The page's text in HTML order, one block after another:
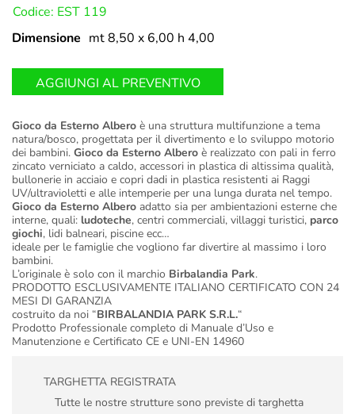
Codice: EST 119
Dimensione mt 8,50 x 6,00 h 4,00
AGGIUNGI AL PREVENTIVO
Gioco da Esterno Albero è una struttura multifunzione a tema
natura/bosco, progettata per il divertimento e lo sviluppo motorio
dei bambini. Gioco da Esterno Albero è realizzato con pali in ferro
zincato verniciato a caldo, accessori in plastica di altissima qualità,
bullonerie in acciaio e copri dadi in plastica resistenti ai Raggi
UV/ultravioletti e alle intemperie per una lunga durata nel tempo.
Gioco da Esterno Albero adatto sia per ambientazioni esterne che
interne, quali: ludoteche, centri commerciali, villaggi turistici, parco
giochi, lidi balneari, piscine ecc…
ideale per le famiglie che vogliono far divertire al massimo i loro
bambini.
L’originale è solo con il marchio Birbalandia Park.
PRODOTTO ESCLUSIVAMENTE ITALIANO CERTIFICATO CON 24
MESI DI GARANZIA
costruito da noi “BIRBALANDIA PARK S.R.L.“
Prodotto Professionale completo di Manuale d’Uso e
Manutenzione e Certificato CE e UNI-EN 14960
TARGHETTA REGISTRATA
Tutte le nostre strutture sono previste di targhetta